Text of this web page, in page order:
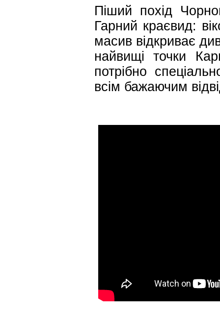
Піший похід
Гарний краєвид:
масив відкриває
найвищі точки
потрібно
всім бажаючим